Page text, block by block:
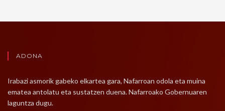
ADONA
Irabazi asmorik gabeko elkartea gara, Nafarroan odola eta muina
ematea antolatu eta sustatzen duena. Nafarroako Gobernuaren
laguntza dugu.